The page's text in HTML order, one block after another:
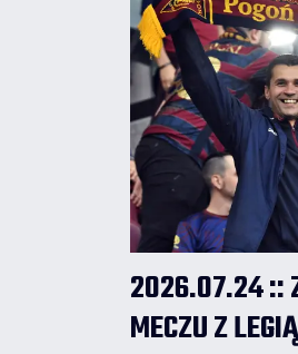
2026.07.24 ::
MECZU Z LEGIĄ